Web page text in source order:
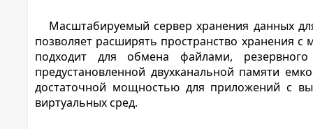
Масштабируемый сервер хранения данных
позволяет расширять пространство хранения
подходит для обмена файлами,
предустановленной двухканальной памяти
достаточной мощностью для приложений с
виртуальных сред.